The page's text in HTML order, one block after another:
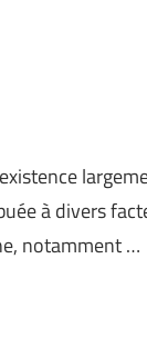
à divers
notamment …